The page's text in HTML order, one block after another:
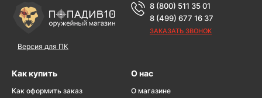
Версия для ПК
8 (800) 511 35 01
8 (499) 677 16 37
ЗАКАЗАТЬ ЗВОНОК
Как купить
Как оформить заказ
О нас
О магазине